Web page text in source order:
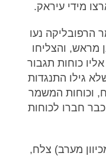
מידי עיראק.
נעו
מראש, והצליחו
כוחות תגבור
גילו התנגדות
וכוחות המשמר
כבר חברו לכוחות
מערב) צלח,